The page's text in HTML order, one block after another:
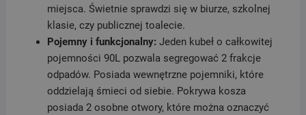
miejsca. Świetnie sprawdzi się w biurze, szkolnej
klasie, czy publicznej toalecie.
Pojemny i funkcjonalny: Jeden kubeł o całkowitej
pojemności 90L pozwala segregować 2 frakcje
odpadów. Posiada wewnętrzne pojemniki, które
oddzielają śmieci od siebie. Pokrywa kosza
posiada 2 osobne otwory, które można oznaczyć